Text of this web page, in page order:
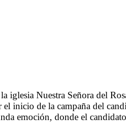
iglesia Nuestra Señora del
el inicio de la campaña del
emoción, donde el